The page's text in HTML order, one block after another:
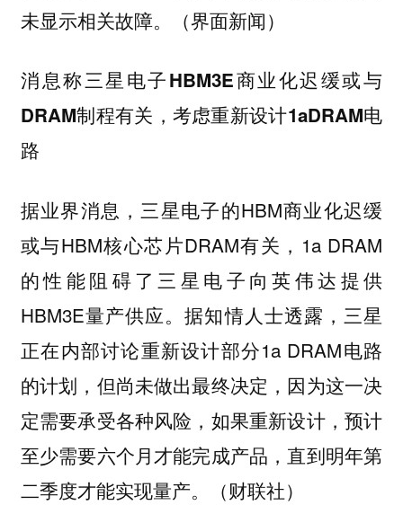
未显示相关故障。（界面新闻）
消息称三星电子HBM3E商业化迟缓或与
DRAM制程有关，考虑重新设计1aDRAM电
路
据业界消息，三星电子的HBM商业化迟缓
或与HBM核心芯片DRAM有关，1a DRAM
的性能阻碍了三星电子向英伟达提供
HBM3E量产供应。据知情人士透露，三星
正在内部讨论重新设计部分1a DRAM电路
的计划，但尚未做出最终决定，因为这一决
定需要承受各种风险，如果重新设计，预计
至少需要六个月才能完成产品，直到明年第
二季度才能实现量产。（财联社）